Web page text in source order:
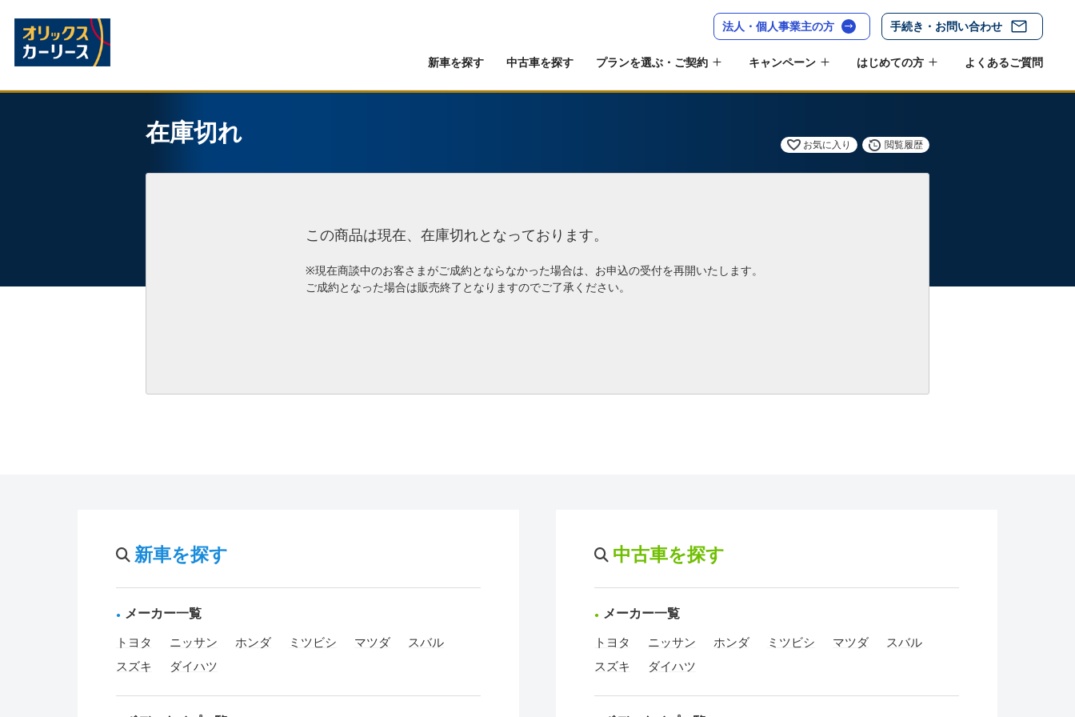
法人・個人事業主の方 手続き・お問い合わせ
新車を探す 中古車を探す プランを選ぶ・ご契約 キャンペーン はじめての方 よくあるご質問
在庫切れ お気に入り 閲覧履歴
この商品は現在、在庫切れとなっております。
※現在商談中のお客さまがご成約とならなかった場合は、お申込の受付を再開いたします。
ご成約となった場合は販売終了となりますのでご了承ください。
新車を探す
メーカー一覧
トヨタ ニッサン ホンダ ミツビシ マツダ
スバル
スズキ
ダイハツ
中古車を探す
メーカー一覧
トヨタ ニッサン ホンダ ミツビシ マツダ
スバル
スズキ
ダイハツ